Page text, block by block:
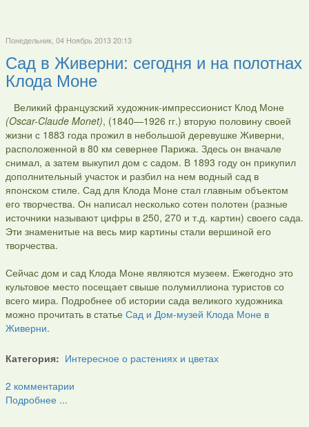
Понедельник, 04 Ноябрь 2013 20:13
Сад в Живерни: сегодня и на полотнах
Клода Моне
Великий французский художник-импрессионист Клод Моне
(Oscar-Claude Monet), (1840—1926 гг.) вторую половину своей
жизни с 1883 года прожил в небольшой деревушке Живерни,
расположенной в 80 км севернее Парижа. Здесь он вначале
снимал, а затем выкупил дом с садом. В 1893 году он прикупил
дополнительный участок и разбил на нем водный сад в
японском стиле. Сад для Клода Моне стал главным объектом
его творчества. Он написал несколько сотен полотен (разные
источники называют цифры в 250, 270 и т.д. картин) своего сада.
Эти знаменитые на весь мир картины стали вершиной его
творчества.
Сейчас дом и сад Клода Моне являются музеем. Ежегодно это
культовое место посещает свыше полумиллиона туристов со
всего мира. Подробнее об истории сада великого художника
можно прочитать в статье Сад и Дом-музей Клода Моне в
Живерни.
Категория: Интересное о растениях и цветах
2 комментарии
Подробнее ...